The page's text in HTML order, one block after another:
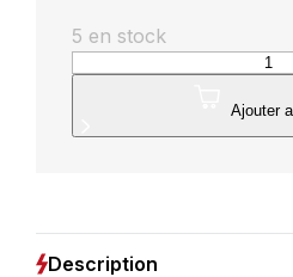
5 en stock
quantité
de
de
mural
VEKTAB4
Ajouter
Description